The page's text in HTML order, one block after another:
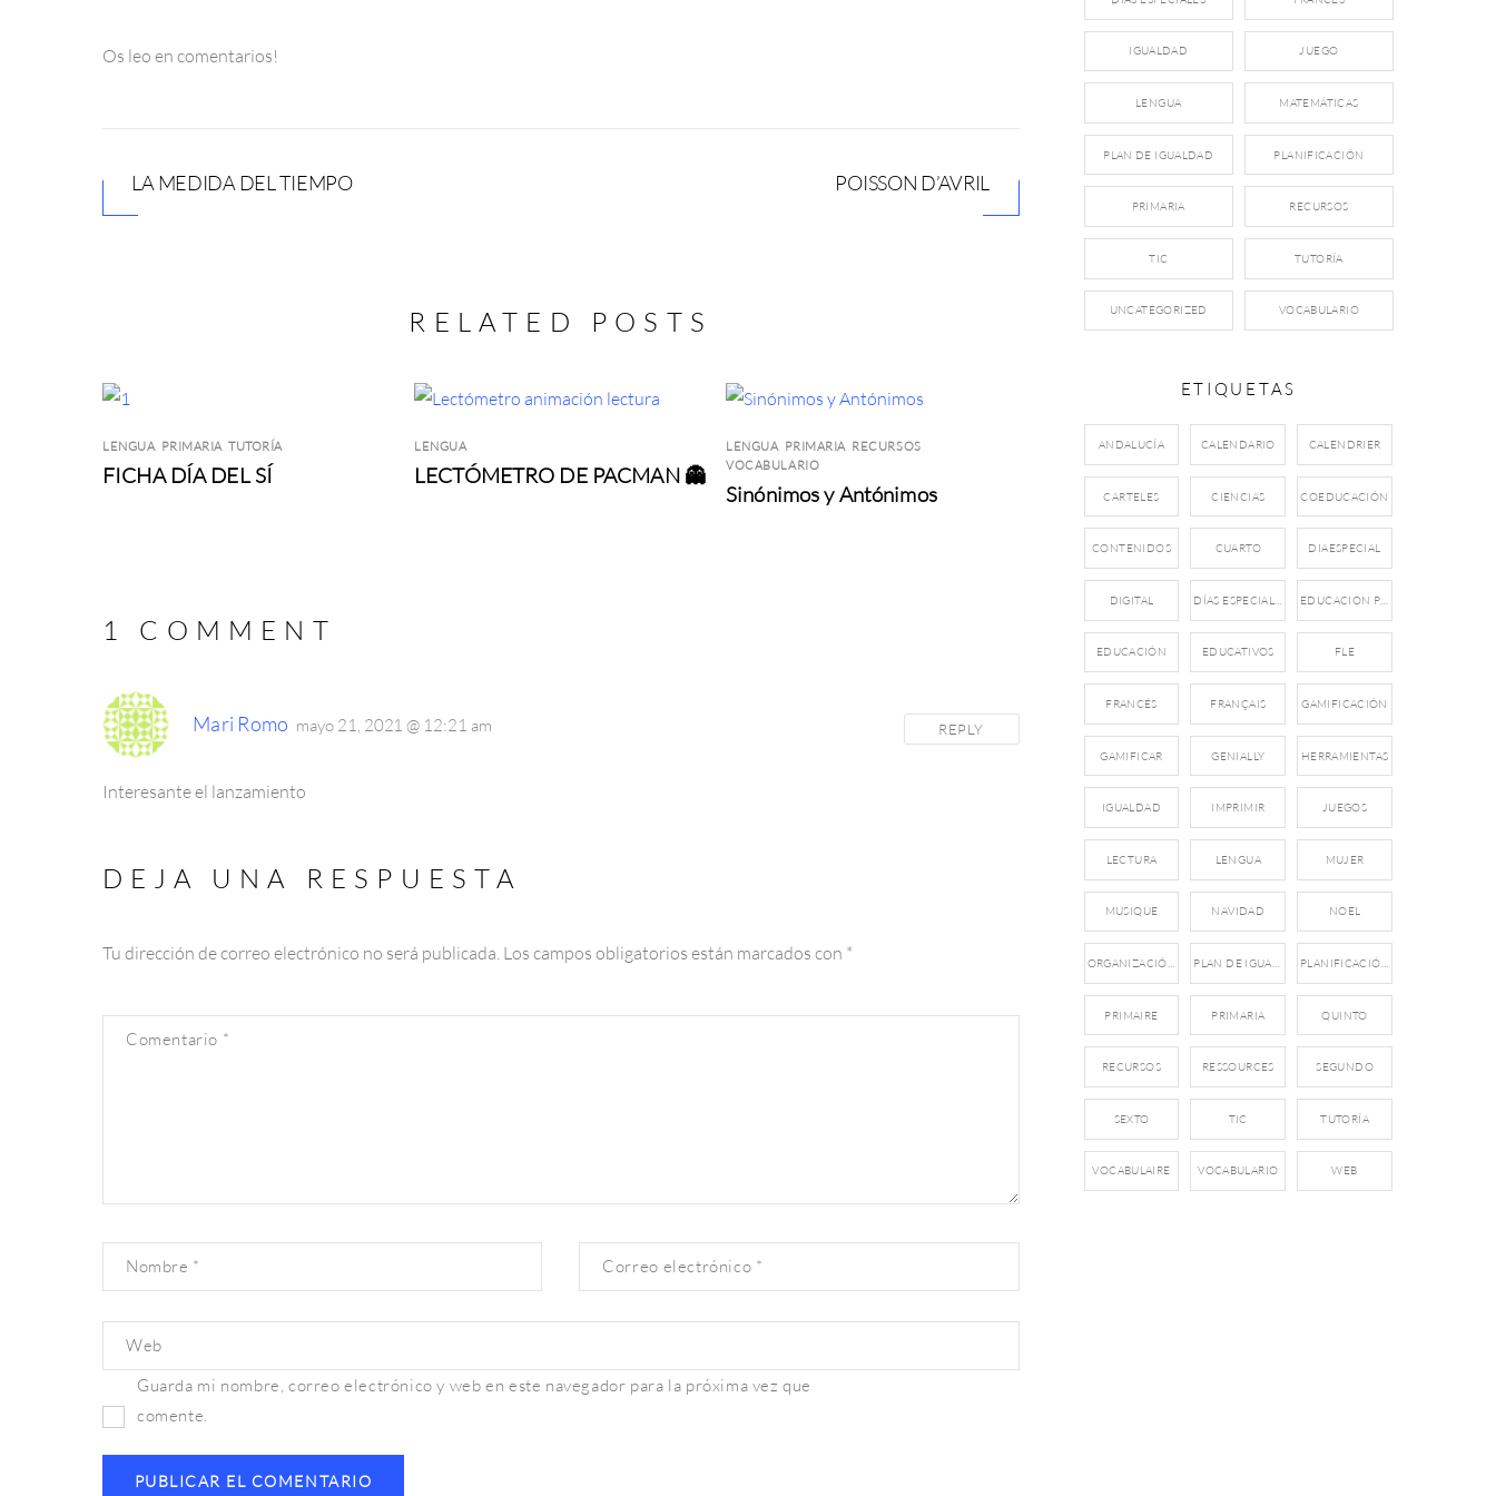
Os leo en comentarios!
LA MEDIDA DEL TIEMPO POISSON D’AVRIL
RELATED POSTS
LENGUA PRIMARIA ,TUTORÍA
FICHA DÍA DEL SÍ
LENGUA
LECTÓMETRO DE PACMAN 👻
LENGUA PRIMARIA RECURSOS
VOCABULARIO
Sinónimos y Antónimos
1 COMMENT
Mari Romo mayo 21, 2021 @ 12:21 am
Interesante el lanzamiento
REPLY
DEJA UNA RESPUESTA
Tu dirección de correo electrónico no será publicada. Los campos obligatorios están marcados con *
Comentario *
Nombre * Correo electrónico *
Web
Guarda mi nombre, correo electrónico y web en este navegador para la próxima vez que
comente.
IGUALDAD JUEGO
LENGUA MATEMÁTICAS
PLAN DE IGUALDAD PLANIFICACIÓN
PRIMARIA RECURSOS
TIC TUTORÍA
UNCATEGORIZED VOCABULARIO
ETIQUETAS
ANDALUCÍA CALENDARIO CALENDRIER
CARTELES CIENCIAS COEDUCACIÓN
CONTENIDOS CUARTO DIAESPECIAL
DIGITAL
EDUCACIÓN EDUCATIVOS FLE
FRANCÉS FRANÇAIS GAMIFICACIÓN
GAMIFICAR GENIALLY HERRAMIENTAS
IGUALDAD IMPRIMIR JUEGOS
LECTURA LENGUA MUJER
MUSIQUE NAVIDAD NOEL
PRIMAIRE PRIMARIA QUINTO
RECURSOS RESSOURCES SEGUNDO
SEXTO TIC TUTORÍA
VOCABULAIRE VOCABULARIO WEB